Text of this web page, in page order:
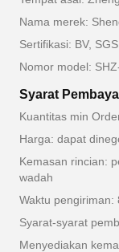
Nama merek:
Sertifikasi: BV,
Nomor model:
Syarat
Kuantitas min
Harga: dapat
Kemasan rincian:
wadah
Waktu pengiriman:
Syarat-syarat
Menyediakan